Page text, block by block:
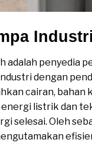
adalah penyedia
dengan
cairan, bahan
listrik dan
selesai. Oleh